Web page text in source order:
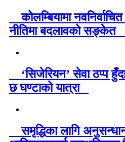
कोलम्बियामा
नीतिमा बदलावको सङ्केत
‘सिजेरियन’ सेवा ठप्प
छ घण्टाको यात्रा
समृद्धिका लागि